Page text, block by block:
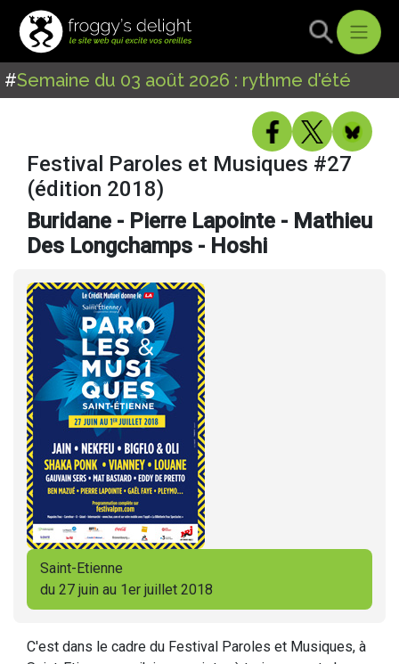
#Semaine du 03 août 2026 : rythme d'été
Festival Paroles et Musiques #27
(édition 2018)
Buridane - Pierre Lapointe - Mathieu
Des Longchamps - Hoshi
Saint-Etienne
du 27 juin au 1er juillet 2018
C'est dans le cadre du Festival Paroles et Musiques, à